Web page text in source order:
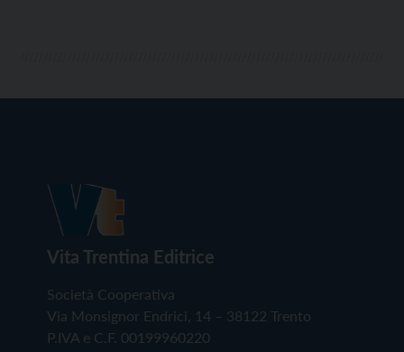
Vita Trentina Editrice
Società Cooperativa
Via Monsignor Endrici, 14 – 38122 Trento
P.IVA e C.F. 00199960220